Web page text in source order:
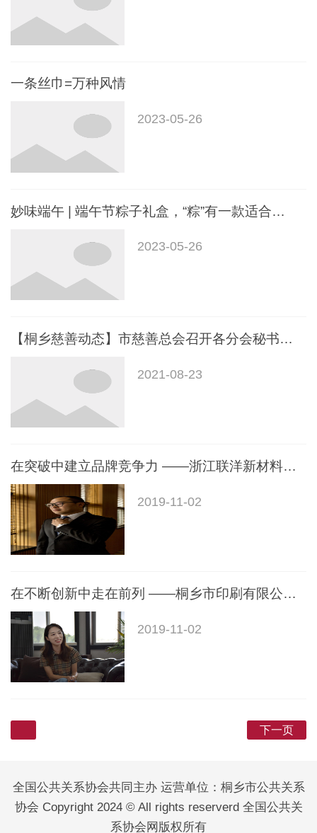
一条丝巾=万种风情
2023-05-26
妙味端午 | 端午节粽子礼盒，“粽”有一款适合你！
2023-05-26
【桐乡慈善动态】市慈善总会召开各分会秘书长会议部署近期工作
2021-08-23
在突破中建立品牌竞争力 ——浙江联洋新材料股份有限公司董事长蔡正杰的故事
2019-11-02
在不断创新中走在前列 ——桐乡市印刷有限公司总经理董莹的故事
2019-11-02
下一页
全国公共关系协会共同主办 运营单位：桐乡市公共关系
协会 Copyright 2024 © All rights reserverd 全国公共关
系协会网版权所有